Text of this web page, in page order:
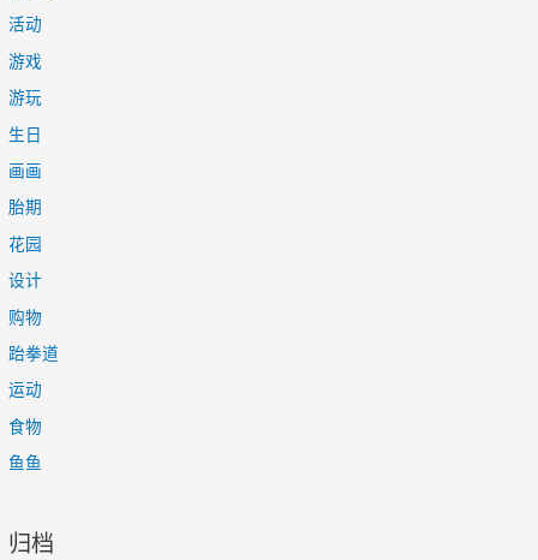
活动
游戏
游玩
生日
画画
胎期
花园
设计
购物
跆拳道
运动
食物
鱼鱼
归档